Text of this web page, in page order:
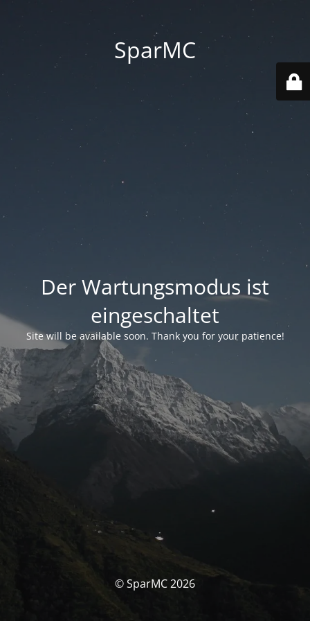
SparMC
Der Wartungsmodus ist
eingeschaltet
Site will be available soon. Thank you for your patience!
© SparMC 2026